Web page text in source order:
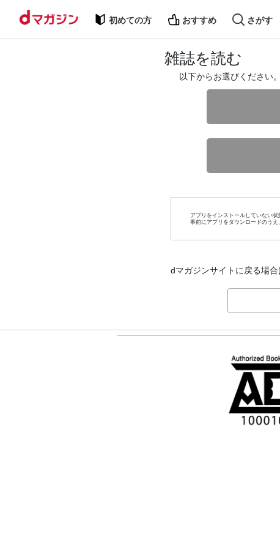
初めての方 おすすめ さがす
雑誌を読む
以下からお選びください。
アプリをインストールしていない
事前にアプリをダウンロードのうえ
dマガジンサイトに戻る場